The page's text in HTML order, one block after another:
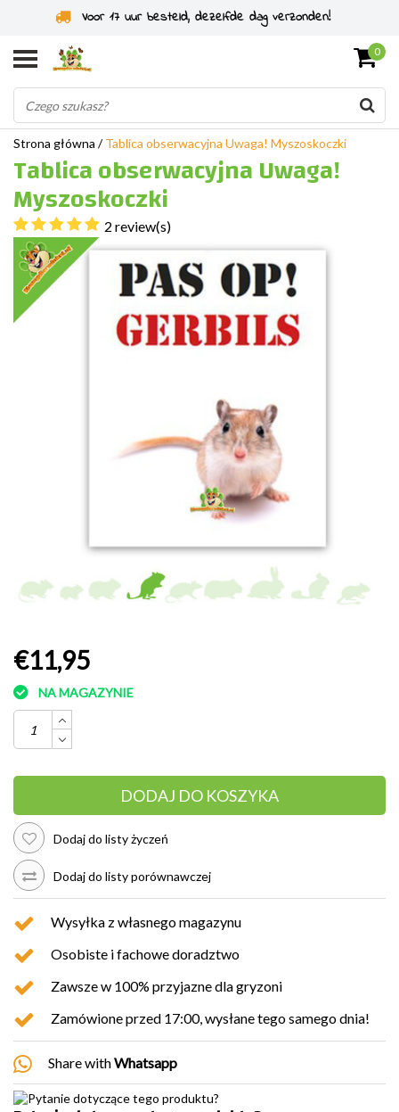
Voor 17 uur besteld, dezelfde dag verzonden!
0
Strona główna /Tablica obserwacyjna Uwaga! Myszoskoczki
Tablica obserwacyjna Uwaga!
Myszoskoczki
2 review(s)
€11,95
NA MAGAZYNIE
DODAJ DO KOSZYKA
Dodaj do listy życzeń
Dodaj do listy porównawczej
Wysyłka z własnego magazynu
Osobiste i fachowe doradztwo
Zawsze w 100% przyjazne dla gryzoni
Zamówione przed 17:00, wysłane tego samego dnia!
Share withWhatsapp